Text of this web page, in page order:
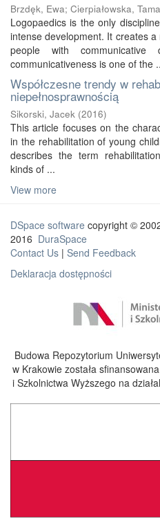
Brzdęk, Ewa; Cierpiałowska,
Logopaedics is the only
intense development. It creates
people with
communicativeness is one of the
Współczesne trendy w
niepełnosprawnością
Sikorski, Jacek (2016)
This article focuses on the
in the rehabilitation of young
describes the term
kinds of ...
View more
DSpace software copyright ©
2016 DuraSpace
Contact Us | Send Feedback
Deklaracja dostępności
Budowa Repozytorium
w Krakowie została
i Szkolnictwa Wyższego na